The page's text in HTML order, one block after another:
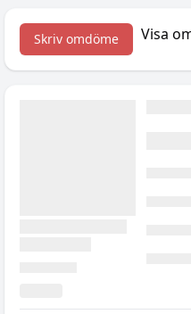
vad forskningen säger
om det verkliga taket.
Skriv omdöme Visa